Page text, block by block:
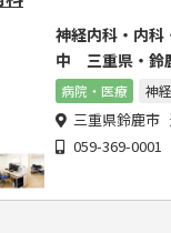
神経内科・内科
中 三重県・鈴
経内科クリニッ
病院・医療 神
三重県鈴鹿市
059-369-0001